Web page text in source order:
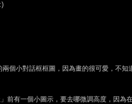
個小對話框框圖，因為畫的很可愛，不知
前有一個小圖示，要去哪微調高度，因為